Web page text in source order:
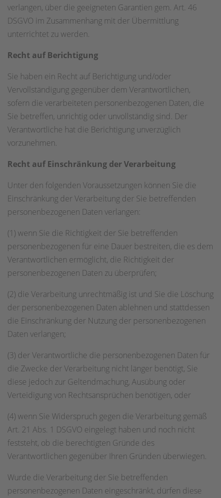
verlangen, über die geeigneten Garantien gem. Art. 46
DSGVO im Zusammenhang mit der Übermittlung
unterrichtet zu werden.
Recht auf Berichtigung
Sie haben ein Recht auf Berichtigung und/oder
Vervollständigung gegenüber dem Verantwortlichen,
sofern die verarbeiteten personenbezogenen Daten, die
Sie betreffen, unrichtig oder unvollständig sind. Der
Verantwortliche hat die Berichtigung unverzüglich
vorzunehmen.
Recht auf Einschränkung der Verarbeitung
Unter den folgenden Voraussetzungen können Sie die
Einschränkung der Verarbeitung der Sie betreffenden
personenbezogenen Daten verlangen:
(1) wenn Sie die Richtigkeit der Sie betreffenden
personenbezogenen für eine Dauer bestreiten, die es dem
Verantwortlichen ermöglicht, die Richtigkeit der
personenbezogenen Daten zu überprüfen;
(2) die Verarbeitung unrechtmäßig ist und Sie die Löschung
der personenbezogenen Daten ablehnen und stattdessen
die Einschränkung der Nutzung der personenbezogenen
Daten verlangen;
(3) der Verantwortliche die personenbezogenen Daten für
die Zwecke der Verarbeitung nicht länger benötigt, Sie
diese jedoch zur Geltendmachung, Ausübung oder
Verteidigung von Rechtsansprüchen benötigen, oder
(4) wenn Sie Widerspruch gegen die Verarbeitung gemäß
Art. 21 Abs. 1 DSGVO eingelegt haben und noch nicht
feststeht, ob die berechtigten Gründe des
Verantwortlichen gegenüber Ihren Gründen überwiegen.
Wurde die Verarbeitung der Sie betreffenden
personenbezogenen Daten eingeschränkt, dürfen diese